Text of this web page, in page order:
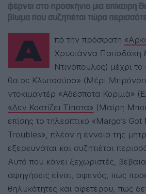
φέρνει στο προσκήνιο μια επίκαιρη
βίωμα που συζητιέται τώρα
Από την πρόσφατη
Χρυσιάννα Παπαδάκη
Ντινόπουλος) μέχρι το
θα σε Κλωτσούσα» (Μέρι
ντοκιμαντέρ «Αδέσποτα Κορμιά»
«Δεν Κοστίζει Τίποτα» (Μαίρη
επίσης το τηλεοπτικό «Margo’s
Troubles», πλέον η έννοια της
εξερευνάται και συζητιέται
Αυτό που κάνει ξεχωριστές,
αφηγήσεις είναι, αφενός, πως
θηλυκότητες και αφετέρου, πως